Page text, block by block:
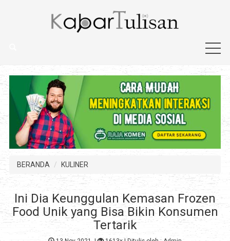
BERANDA KULINER
Ini Dia Keunggulan Kemasan Frozen
Food Unik yang Bisa Bikin Konsumen
Tertarik